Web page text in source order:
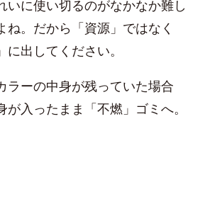
いに使い切るのがなかなか難し
ね。だから「資源」ではなく
に出してください。
ラーの中身が残っていた場合
が入ったまま「不燃」ゴミへ。